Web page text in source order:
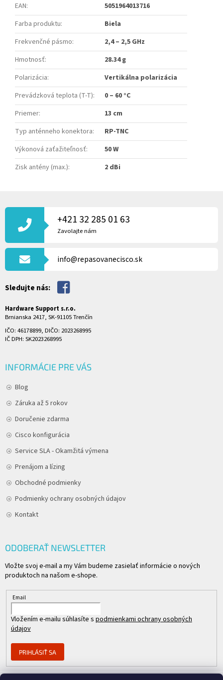
EAN:
5051964013716
Farba produktu:
Biela
Frekvenčné pásmo:
2,4 – 2,5 GHz
Hmotnosť:
28.34 g
Polarizácia:
Vertikálna polarizácia
Prevádzková teplota (T-T):
0 – 60 °C
Priemer:
13 cm
Typ anténneho konektora:
RP-TNC
Výkonová zaťažiteľnosť:
50 W
Zisk antény (max.): 2 dBi
Á
T
+421 32 285 01 63
Zavolajte nám
info@repasovanecisco.sk
Sledujte nás:
Hardware Support s.r.o.
Brnianska 2417, SK-91105 Trenčín
IČO: 46178899, DIČO: 2023268995
IČ DPH: SK2023268995
INFORMÁCIE PRE VÁS
Blog
Záruka až 5 rokov
Doručenie zdarma
Cisco konfigurácia
Service SLA - Okamžitá výmena
Prenájom a lízing
Obchodné podmienky
Podmienky ochrany osobných údajov
Kontakt
ODOBERAŤ NEWSLETTER
Vložte svoj e-mail a my Vám budeme zasielať informácie o nových
produktoch na našom e-shope.
Email
Vložením e-mailu súhlasíte s podmienkami ochrany osobných
údajov
PRIHLÁSIŤ SA